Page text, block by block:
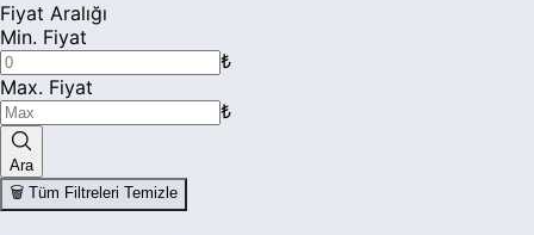
Fiyat Aralığı
Min. Fiyat
₺
Max. Fiyat
₺
Ara
🗑️ Tüm Filtreleri Temizle